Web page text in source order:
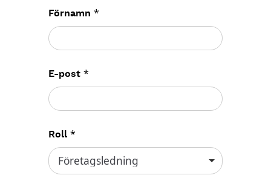
Förnamn *
E-post *
Roll *